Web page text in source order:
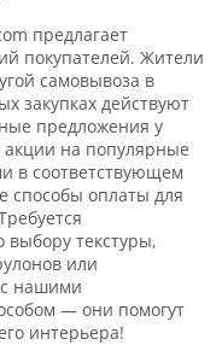
предлагает
покупателей. Жители
самовывоза в
закупках действуют
предложения у
акции на популярные
в соответствующем
способы оплаты для
выбору текстуры,
или
с нашими
— они помогут
интерьера!